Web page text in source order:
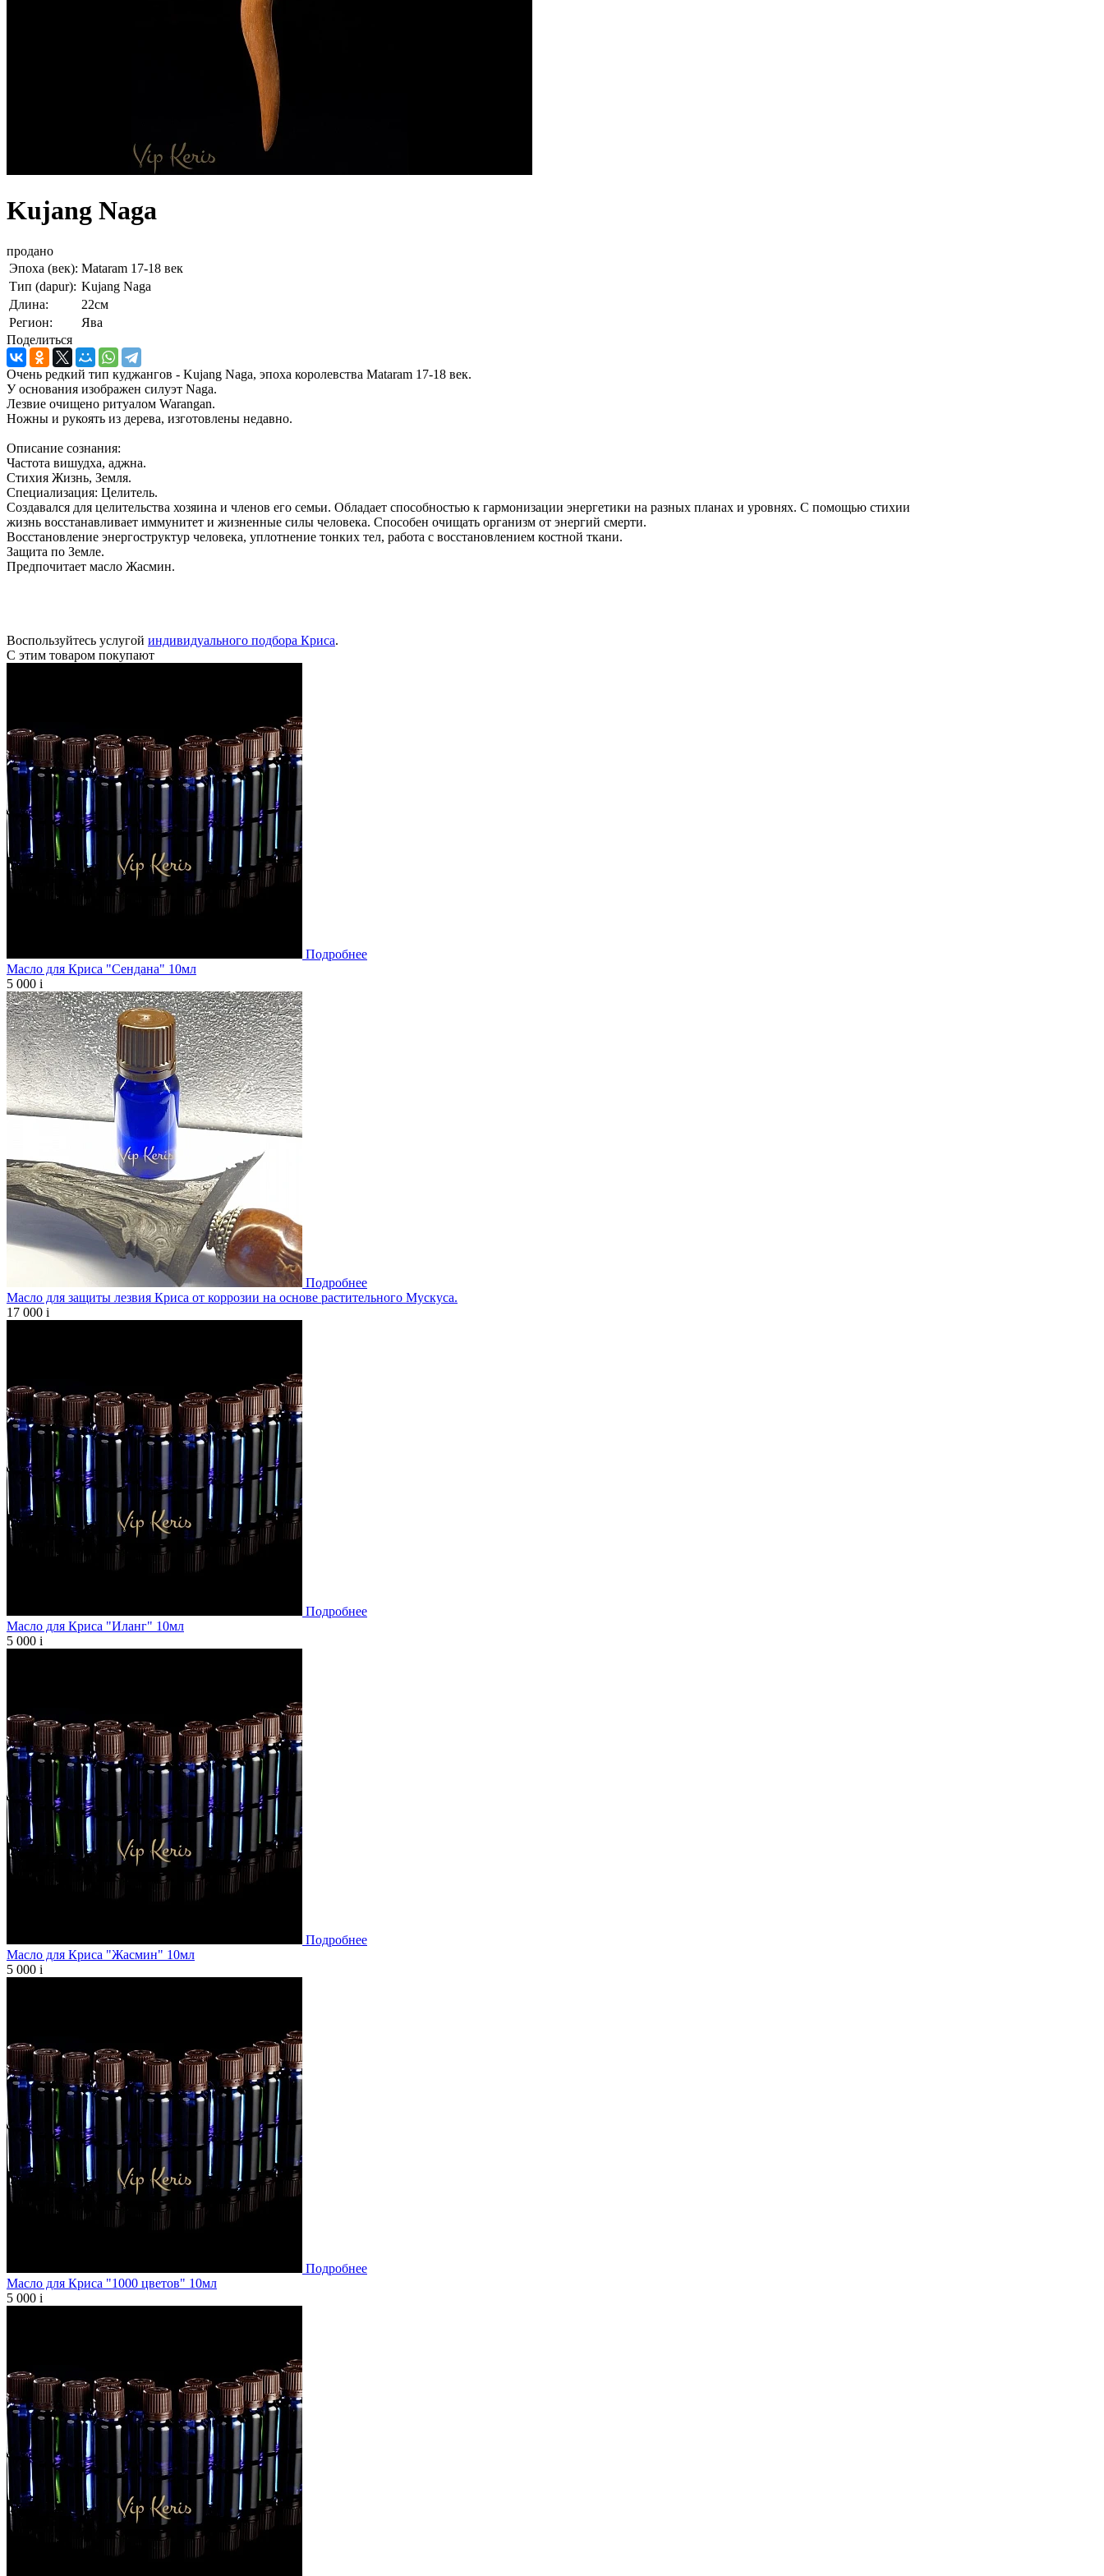
Kujang Naga
продано
Эпоха (век): Mataram 17-18 век
Тип (dapur): Kujang Naga
Длина:
22см
Регион:
Ява
Поделиться
Очень редкий тип куджангов - Kujang Naga, эпоха королевства Mataram 17-18 век.
У основания изображен силуэт Naga.
Лезвие очищено ритуалом Warangan.
Ножны и рукоять из дерева, изготовлены недавно.
Описание сознания:
Частота вишудха, аджна.
Стихия Жизнь, Земля.
Специализация: Целитель.
Создавался для целительства хозяина и членов его семьи. Обладает способностью к гармонизации энергетики на разных планах и уровнях. С помощью стихии
жизнь восстанавливает иммунитет и жизненные силы человека. Способен очищать организм от энергий смерти.
Восстановление энергоструктур человека, уплотнение тонких тел, работа с восстановлением костной ткани.
Защита по Земле.
Предпочитает масло Жасмин.
Воспользуйтесь услугой индивидуального подбора Криса.
С этим товаром покупают
Подробнее
Масло для Криса "Сендана" 10мл
5 000 i
Подробнее
Масло для защиты лезвия Криса от коррозии на основе растительного Мускуса.
17 000 i
Подробнее
Масло для Криса "Иланг" 10мл
5 000 i
Подробнее
Масло для Криса "Жасмин" 10мл
5 000 i
Подробнее
Масло для Криса "1000 цветов" 10мл
5 000 i